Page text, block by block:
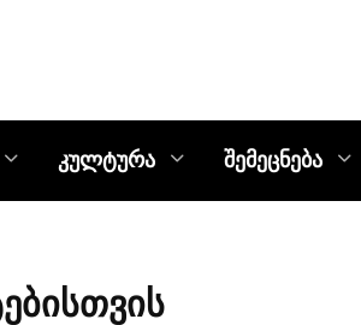
კულტურა შემეცნება